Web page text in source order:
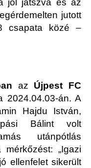
jól játszva és az
jutott
csapata közé –
az Újpest FC
2024.04.03-án. A
Hajdu István,
Bálint volt
utánpótlás
„Igazi
ellenfelet sikerült